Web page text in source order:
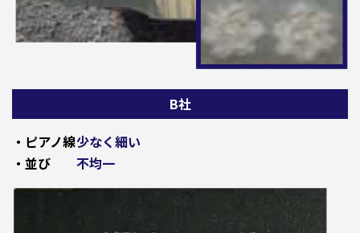
B社
・ピアノ線少なく細い
・並び
不均一